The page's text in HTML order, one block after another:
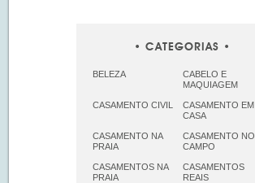
CATEGORIAS
BELEZA
CABELO E
MAQUIAGEM
CASAMENTO CIVIL
CASAMENTO EM
CASA
CASAMENTO NA
PRAIA
CASAMENTO NO
CAMPO
CASAMENTOS NA
PRAIA
CASAMENTOS
REAIS